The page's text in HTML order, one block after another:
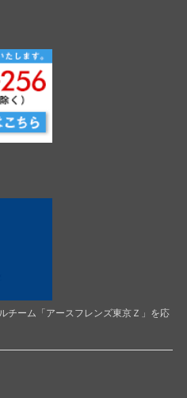
チーム「アースフレンズ東京Ｚ」を応